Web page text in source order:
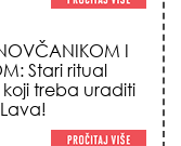
I
Stari ritual
treba uraditi